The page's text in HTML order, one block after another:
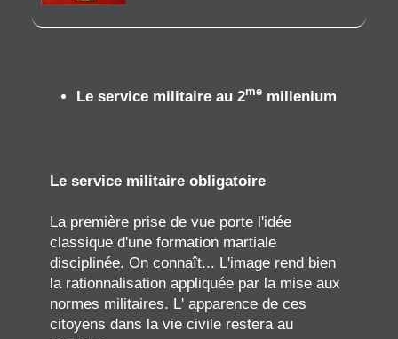
Le service militaire au 2me millenium
Le service militaire obligatoire
La première prise de vue porte l'idée
classique d'une formation martiale
disciplinée. On connaît... L'image rend bien
la rationnalisation appliquée par la mise aux
normes militaires. L' apparence de ces
citoyens dans la vie civile restera au